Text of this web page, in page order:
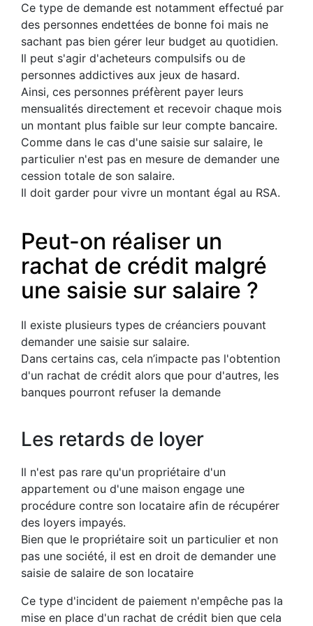
Ce type de demande est notamment effectué par
des personnes endettées de bonne foi mais ne
sachant pas bien gérer leur budget au quotidien.
Il peut s'agir d'acheteurs compulsifs ou de
personnes addictives aux jeux de hasard.
Ainsi, ces personnes préfèrent payer leurs
mensualités directement et recevoir chaque mois
un montant plus faible sur leur compte bancaire.
Comme dans le cas d'une saisie sur salaire, le
particulier n'est pas en mesure de demander une
cession totale de son salaire.
Il doit garder pour vivre un montant égal au RSA.
Peut-on réaliser un
rachat de crédit malgré
une saisie sur salaire ?
Il existe plusieurs types de créanciers pouvant
demander une saisie sur salaire.
Dans certains cas, cela n’impacte pas l'obtention
d'un rachat de crédit alors que pour d'autres, les
banques pourront refuser la demande
Les retards de loyer
Il n'est pas rare qu'un propriétaire d'un
appartement ou d'une maison engage une
procédure contre son locataire afin de récupérer
des loyers impayés.
Bien que le propriétaire soit un particulier et non
pas une société, il est en droit de demander une
saisie de salaire de son locataire
Ce type d'incident de paiement n'empêche pas la
mise en place d'un rachat de crédit bien que cela